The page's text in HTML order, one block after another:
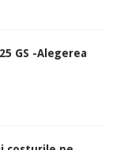
GS -Alegerea